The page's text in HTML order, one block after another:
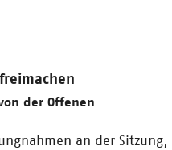
der Offenen
an der Sitzung,